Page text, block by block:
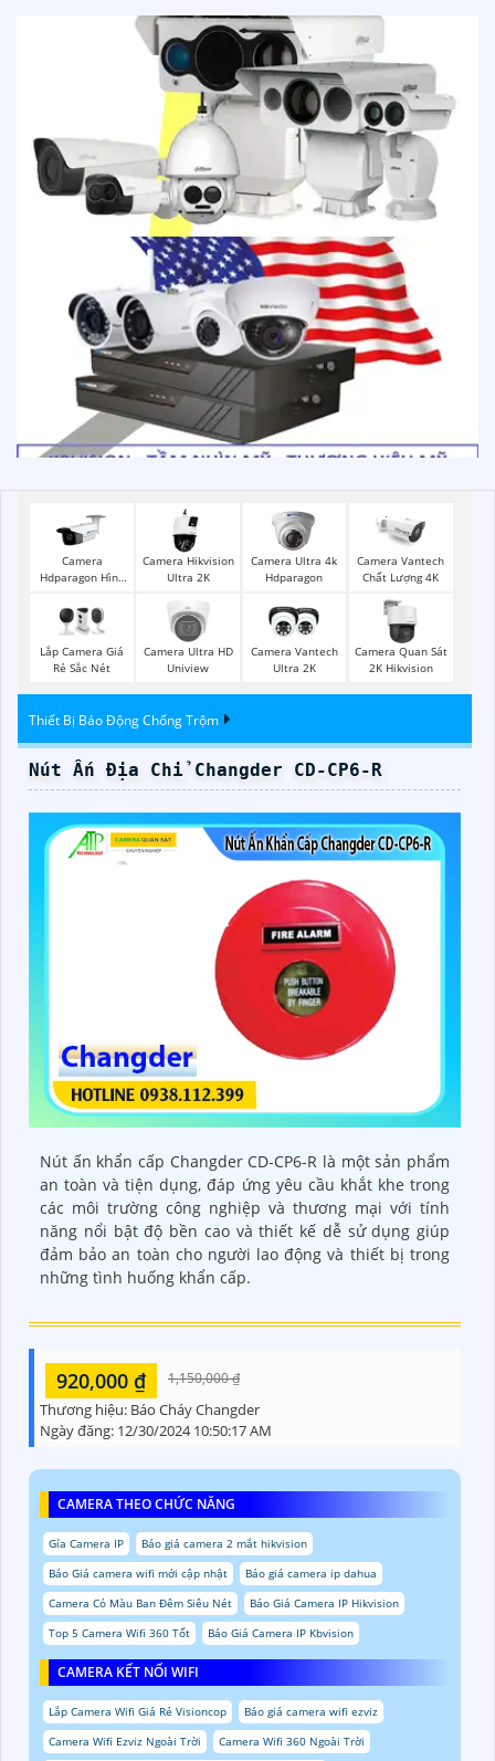
Camera
Hdparagon Hình
Camera Hikvision
Ultra 2K
Camera Ultra 4k
Hdparagon
Camera Vantech
Chất Lượng 4K
Lắp Camera Giá
Rẻ Sắc Nét
Camera Ultra HD
Uniview
Camera Vantech
Ultra 2K
Camera Quan Sát
2K Hikvision
Thiết Bị Báo Động Chống Trộm
Nút Ấn Địa Chỉ Changder CD-CP6-R
Nút ấn khẩn cấp Changder CD-CP6-R là một sản phẩm
an toàn và tiện dụng, đáp ứng yêu cầu khắt khe trong
các môi trường công nghiệp và thương mại với tính
năng nổi bật độ bền cao và thiết kế dễ sử dụng giúp
đảm bảo an toàn cho người lao động và thiết bị trong
những tình huống khẩn cấp.
920,000 ₫ 1,150,000 ₫
Thương hiệu: Báo Cháy Changder
Ngày đăng: 12/30/2024 10:50:17 AM
CAMERA THEO CHỨC NĂNG
Gía Camera IP
Báo giá camera 2 mắt hikvision
Báo Giá camera wifi mới cập nhật
Báo giá camera ip dahua
Camera Có Màu Ban Đêm Siêu Nét
Báo Giá Camera IP Hikvision
Top 5 Camera Wifi 360 Tốt
Báo Giá Camera IP Kbvision
CAMERA KẾT NỐI WIFI
Lắp Camera Wifi Giá Rẻ Visioncop
Báo giá camera wifi ezviz
Camera Wifi Ezviz Ngoài Trời
Camera Wifi 360 Ngoài Trời